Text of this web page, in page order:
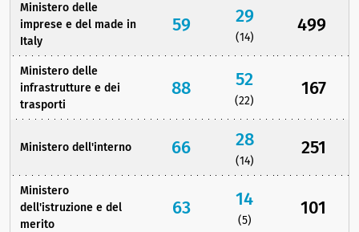
Ministero delle
imprese e del made in
Italy
59 29
(14)
499
Ministero delle
infrastrutture e dei
trasporti
88 52
(22)
167
Ministero dell'interno 66 28
(14)
251
Ministero
dell'istruzione e del
merito
63 14
(5)
101